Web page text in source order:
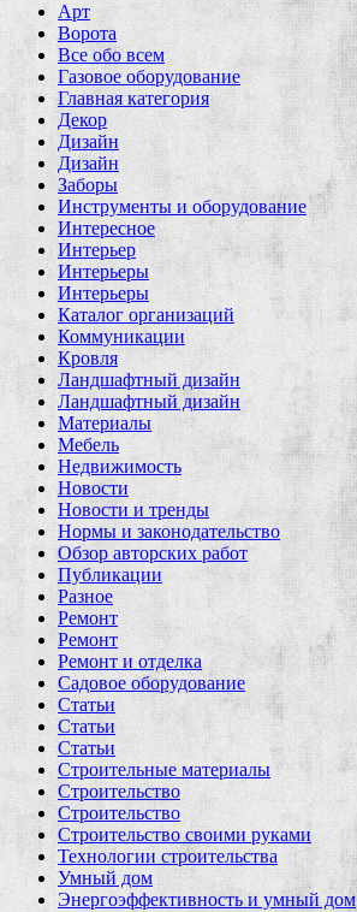
Арт
Ворота
Все обо всем
Газовое оборудование
Главная категория
Декор
Дизайн
Дизайн
Заборы
Инструменты и оборудование
Интересное
Интерьер
Интерьеры
Интерьеры
Каталог организаций
Коммуникации
Кровля
Ландшафтный дизайн
Ландшафтный дизайн
Материалы
Мебель
Недвижимость
Новости
Новости и тренды
Нормы и законодательство
Обзор авторских работ
Публикации
Разное
Ремонт
Ремонт
Ремонт и отделка
Садовое оборудование
Статьи
Статьи
Статьи
Строительные материалы
Строительство
Строительство
Строительство своими руками
Технологии строительства
Умный дом
Энергоэффективность и умный дом